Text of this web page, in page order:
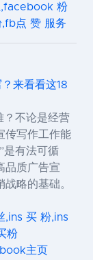
粉
点 赞 服务
来看看这18
？不论是经营
传写作工作能
是有法可循
品质广告宣
略的基础。
,ins 买 粉,ins
粉
主页